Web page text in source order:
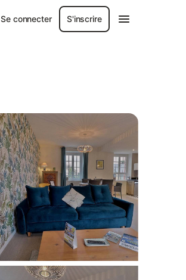
Se connecter S'inscrire